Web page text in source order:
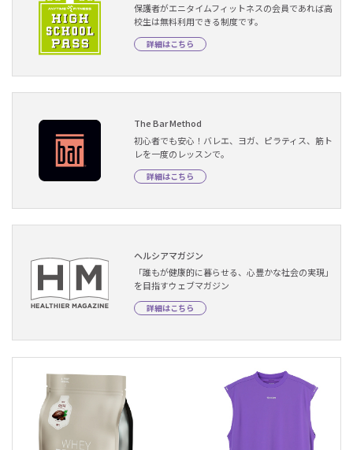
保護者がエニタイムフィットネスの会員であれば高
校生は無料利用できる制度です。
詳細はこちら
The Bar Method
初心者でも安心！バレエ、ヨガ、ピラティス、筋ト
レを一度のレッスンで。
詳細はこちら
ヘルシアマガジン
「誰もが健康的に暮らせる、心豊かな社会の実現」
を目指すウェブマガジン
詳細はこちら